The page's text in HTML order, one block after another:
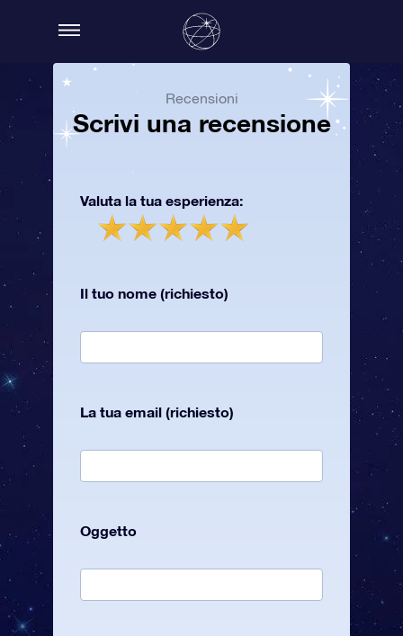
Recensioni
Scrivi una recensione
Valuta la tua esperienza:
Il tuo nome (richiesto)
La tua email (richiesto)
Oggetto